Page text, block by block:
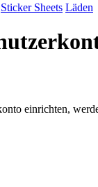
Sticker Sheets Läden
einrichten,